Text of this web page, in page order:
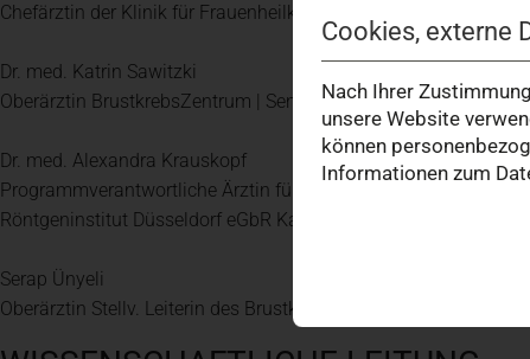
Chefärztin der Klinik für Frauenheilkunde, Geburtshilfe und
Dr. med. Katrin Sawitzki
Oberärztin BrustkrebsZentrum | Senologie Marien Hospital
Dr. med. Alexandra Krauskopf
Programmverantwortliche Ärztin für das Mammografie
Röntgeninstitut Düsseldorf eGbR Kaiserwerther Str. 89,
Serap Ünyeli
Oberärztin Stellv. Leiterin des BrustkrebsZentrums | Senologie
Cookies, externe
Nach Ihrer
unsere Website
können
Informationen zum